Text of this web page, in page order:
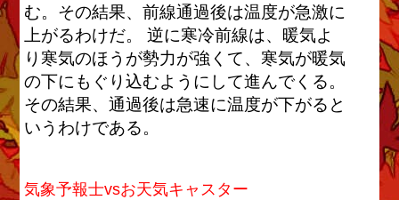
む。その結果、前線通過後は温度が急激に
上がるわけだ。 逆に寒冷前線は、暖気よ
り寒気のほうが勢力が強くて、寒気が暖気
の下にもぐり込むようにして進んでくる。
その結果、通過後は急速に温度が下がると
いうわけである。
気象予報士vsお天気キャスター